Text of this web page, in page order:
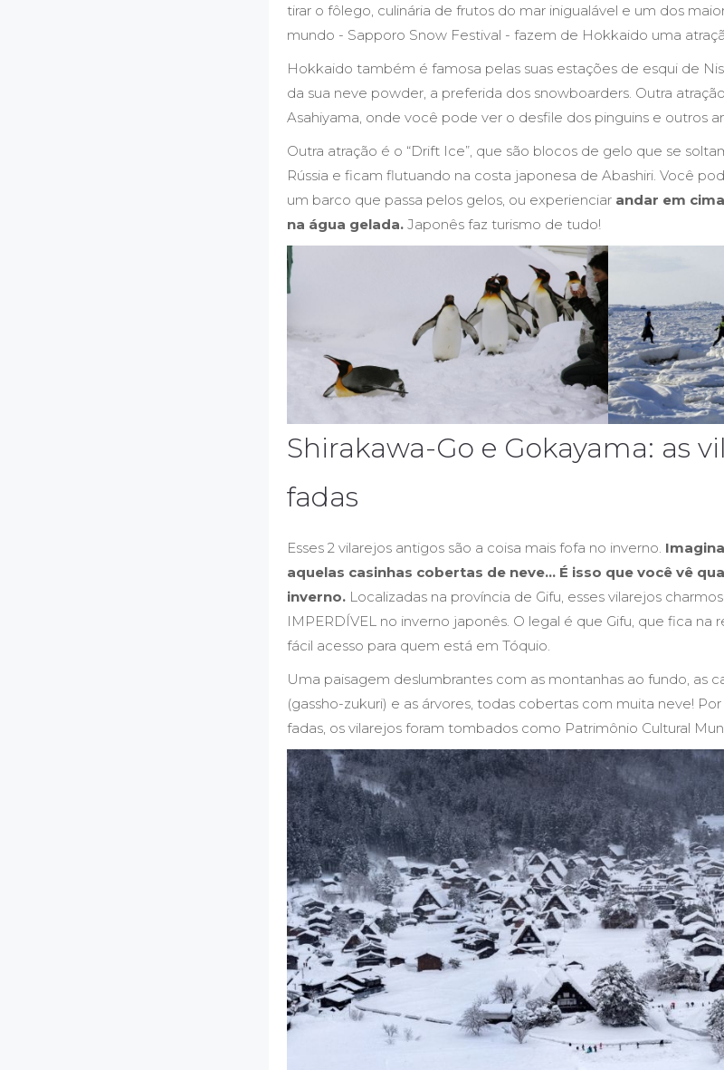
tirar o fôlego, culinária de frutos do mar inigualável e um dos
mundo - Sapporo Snow Festival - fazem de Hokkaido uma
Hokkaido também é famosa pelas suas estações de esqui de
da sua neve powder, a preferida dos snowboarders. Outra
Asahiyama, onde você pode ver o desfile dos pinguins e outros
Outra atração é o “Drift Ice”, que são blocos de gelo que se
Rússia e ficam flutuando na costa japonesa de Abashiri. Você
um barco que passa pelos gelos, ou experienciar andar em
na água gelada. Japonês faz turismo de tudo!
Shirakawa-Go e Gokayama: as
fadas
Esses 2 vilarejos antigos são a coisa mais fofa no inverno.
aquelas casinhas cobertas de neve… É isso que você vê
inverno. Localizadas na província de Gifu, esses vilarejos
IMPERDÍVEL no inverno japonês. O legal é que Gifu, que fica na
fácil acesso para quem está em Tóquio.
Uma paisagem deslumbrantes com as montanhas ao fundo, as
(gassho-zukuri) e as árvores, todas cobertas com muita neve!
fadas, os vilarejos foram tombados como Patrimônio Cultural